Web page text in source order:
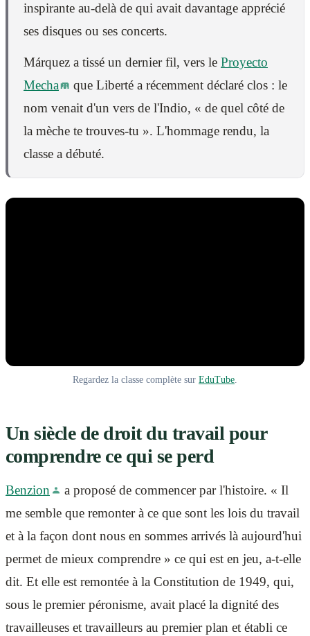
inspirante au-delà de qui avait davantage apprécié
ses disques ou ses concerts.
Márquez a tissé un dernier fil, vers le Proyecto
Mecha
que Liberté a récemment déclaré clos : le
nom venait d'un vers de l'Indio, « de quel côté de
la mèche te trouves-tu ». L'hommage rendu, la
classe a débuté.
Regardez la classe complète sur EduTube.
Un siècle de droit du travail pour
comprendre ce qui se perd
Benzion
a proposé de commencer par l'histoire. « Il
me semble que remonter à ce que sont les lois du travail
et à la façon dont nous en sommes arrivés là aujourd'hui
permet de mieux comprendre » ce qui est en jeu, a-t-elle
dit. Et elle est remontée à la Constitution de 1949, qui,
sous le premier péronisme, avait placé la dignité des
travailleuses et travailleurs au premier plan et établi ce